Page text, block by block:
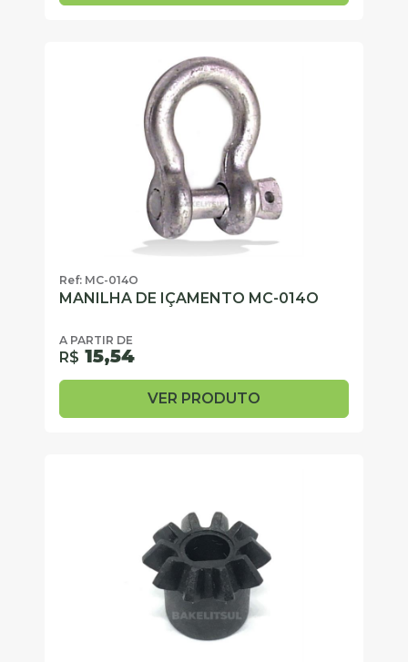
Ref: MC-014O
MANILHA DE IÇAMENTO MC-014O
A PARTIR DE
R$ 15,54
VER PRODUTO